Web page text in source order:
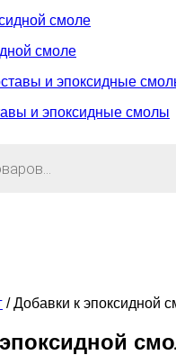
смоле
и эпоксидные смолы
/Добавки к эпоксидной